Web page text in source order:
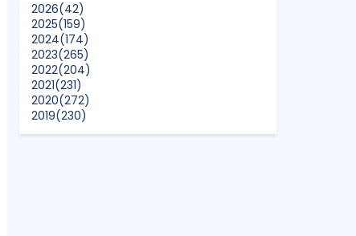
Shamiera Osment
Tried Every Cream for Your
Pigmentation? Here's Why Pico Laser
Works Differently.
Show All
2026(42)
2025(159)
2024(174)
2023(265)
2022(204)
2021(231)
2020(272)
2019(230)
2018(496)